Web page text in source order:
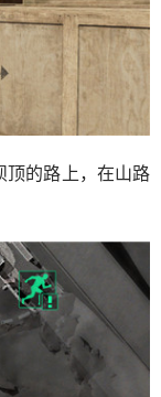
顶的路上，在山路